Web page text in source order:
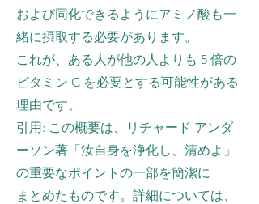
および同化できるようにアミノ酸も一
緒に摂取する必要があります。
これが、ある人が他の人よりも 5 倍の
ビタミン C を必要とする可能性がある
理由です。
引用: この概要は、リチャード アンダ
ーソン著「汝自身を浄化し、清めよ」
の重要なポイントの一部を簡潔に
まとめたものです。詳細については、